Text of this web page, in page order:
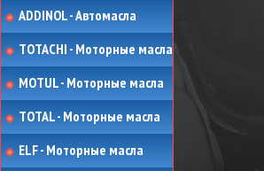
ADDINOL - Автомасла
TOTACHI - Моторные масла
MOTUL - Моторные масла
TOTAL - Моторные масла
ELF - Моторные масла